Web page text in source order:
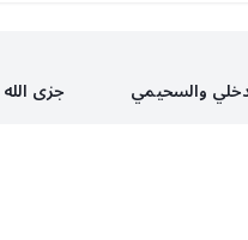
والسحيمي جزى